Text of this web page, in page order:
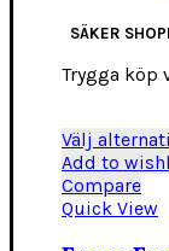
SÄKER
Trygga köp
Välj
Add to
Compare
Quick View